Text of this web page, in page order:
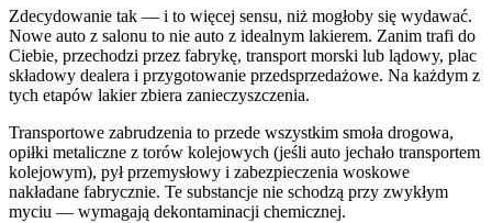
Zdecydowanie tak — i to więcej sensu, niż mogłoby się wydawać.
Nowe auto z salonu to nie auto z idealnym lakierem. Zanim trafi do
Ciebie, przechodzi przez fabrykę, transport morski lub lądowy, plac
składowy dealera i przygotowanie przedsprzedażowe. Na każdym z
tych etapów lakier zbiera zanieczyszczenia.
Transportowe zabrudzenia to przede wszystkim smoła drogowa,
opiłki metaliczne z torów kolejowych (jeśli auto jechało transportem
kolejowym), pył przemysłowy i zabezpieczenia woskowe
nakładane fabrycznie. Te substancje nie schodzą przy zwykłym
myciu — wymagają dekontaminacji chemicznej.